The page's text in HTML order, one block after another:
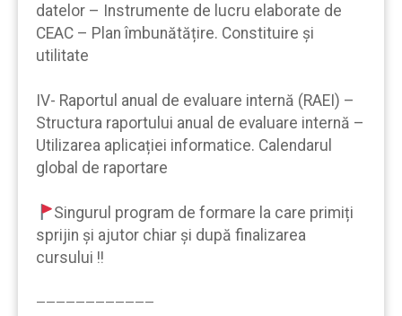
datelor – Instrumente de lucru elaborate de
CEAC – Plan îmbunătățire. Constituire și
utilitate
IV- Raportul anual de evaluare internă (RAEI) –
Structura raportului anual de evaluare internă –
Utilizarea aplicației informatice. Calendarul
global de raportare
Singurul program de formare la care primiți
sprijin şi ajutor chiar şi după finalizarea
cursului !!
————————————